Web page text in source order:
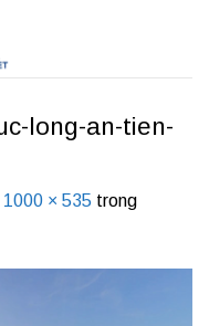
long-an-tien-
1000 × 535 trong